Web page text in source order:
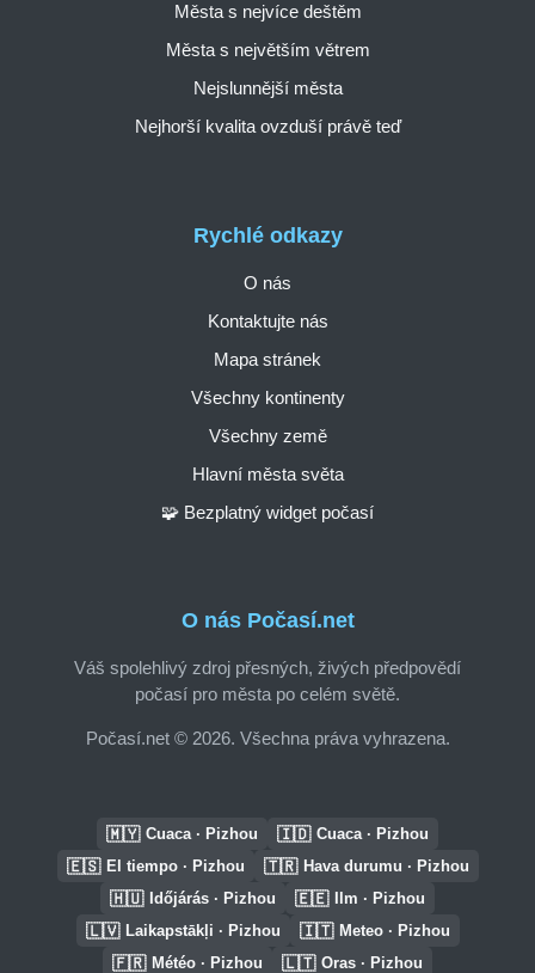
O nás Počasí.net
Váš spolehlivý zdroj přesných, živých předpovědí
počasí pro města po celém světě.
Počasí.net © 2026. Všechna práva vyhrazena.
Rychlé odkazy
O nás
Kontaktujte nás
Mapa stránek
Všechny kontinenty
Všechny země
Hlavní města světa
🧩 Bezplatný widget počasí
Města s nejvíce deštěm
Města s největším větrem
Nejslunnější města
Nejhorší kvalita ovzduší právě teď
🇲🇾 Cuaca · Pizhou 🇮🇩 Cuaca · Pizhou
🇪🇸 El tiempo · Pizhou 🇹🇷 Hava durumu · Pizhou
🇭🇺 Időjárás · Pizhou 🇪🇪 Ilm · Pizhou
🇱🇻 Laikapstākļi · Pizhou 🇮🇹 Meteo · Pizhou
🇫🇷 Météo · Pizhou 🇱🇹 Oras · Pizhou